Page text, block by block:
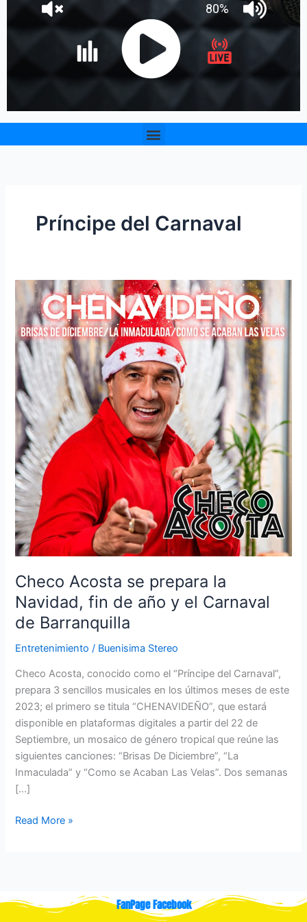
Menu
Príncipe del Carnaval
Checo Acosta se prepara la
Navidad, fin de año y el Carnaval
de Barranquilla
Entretenimiento / Buenisima Stereo
Checo Acosta, conocido como el “Príncipe del Carnaval”,
prepara 3 sencillos musicales en los últimos meses de este
2023; el primero se titula “CHENAVIDEÑO”, que estará
disponible en plataformas digitales a partir del 22 de
Septiembre, un mosaico de género tropical que reúne las
siguientes canciones: “Brisas De Diciembre”, “La
Inmaculada” y “Como se Acaban Las Velas”. Dos semanas
[…]
Checo
Acosta
se
prepara
la
Navidad,
fin
de
año
y
el
Carnaval
de
Barranquilla
Read More »
FanPage Facebook